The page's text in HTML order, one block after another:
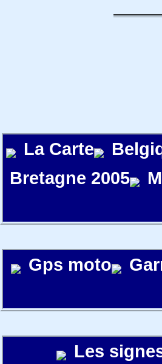
La Carte
Bretagne 2005
Gps moto
Les